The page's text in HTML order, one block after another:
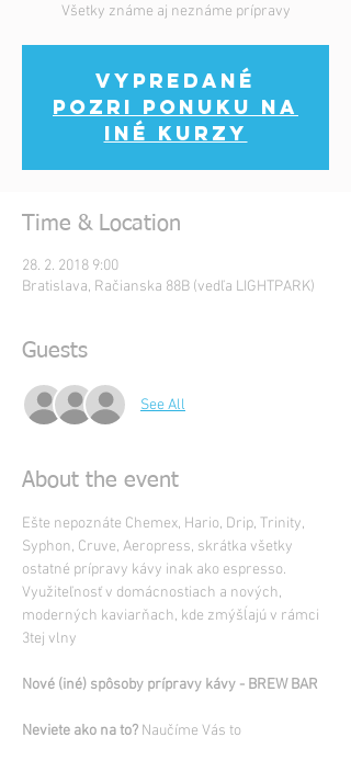
Všetky známe aj neznáme prípravy
Vypredané
Pozri ponuku na
iné kurzy
Time & Location
28. 2. 2018 9:00
Bratislava, Račianska 88B (vedľa LIGHTPARK)
Guests
See All
About the event
Ešte nepoznáte Chemex, Hario, Drip, Trinity,
Syphon, Cruve, Aeropress, skrátka všetky
ostatné prípravy kávy inak ako espresso.
Využiteľnosť v domácnostiach a nových,
moderných kaviarňach, kde zmýšĺajú v rámci
Neviete ako na to?